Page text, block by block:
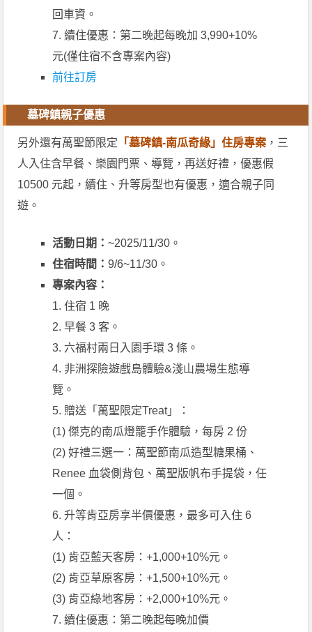
回車資。
7. 續住優惠：第二晚起每晚加 3,990+10%
元(僅住宿不含專案內容)
前往訂房
墓碑鎮親子優惠
另外還有萬聖節限定 「墓碑鎮-南瓜奇緣」住房專案 ，三
人入住含早餐、樂園門票、導覽，再送好禮，優惠假
10500 元起，續住、升等房型也有優惠，適合親子同
遊。
活動日期：~2025/11/30。
住宿時間：9/6~11/30。
專案內容：
1. 住宿 1 晚
2. 早餐 3 客。
3. 六福村兩日入園手環 3 條。
4. 非洲探險遊戲島體驗&淺山農場生態導
覽。
5. 贈送「萬聖限定Treat」：
(1) 傑克的南瓜燈籠手作體驗，每房 2 份
(2) 好禮三選一：萬聖節南瓜造型糖果桶、
Renee 血袋側背包、萬聖版帆布手提袋，任
一個。
6. 升等肯亞房享半價優惠，最多可入住 6
人：
(1) 肯亞藍天客房：+1,000+10%元。
(2) 肯亞草原客房：+1,500+10%元。
(3) 肯亞綠地客房：+2,000+10%元。
7. 續住優惠：第二晚起每晚加價